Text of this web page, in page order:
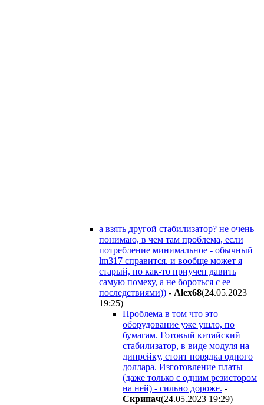
а взять другой стабилизатор? не очень
понимаю, в чем там проблема, если
потребление минимальное - обычный
lm317 справится. и вообще может я
старый, но как-то приучен давить
самую помеху, а не бороться с ее
последствиями)) - Alex68(24.05.2023
19:25)
Проблема в том что это
оборудование уже ушло, по
бумагам. Готовый китайский
стабилизатор, в виде модуля на
динрейку, стоит порядка одного
доллара. Изготовление платы
(даже только с одним резистором
на ней) - сильно дороже. -
Cкpипaч(24.05.2023 19:29)